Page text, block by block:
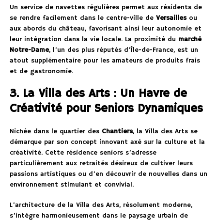
Un service de navettes régulières permet aux résidents de
se rendre facilement dans le centre-ville de Versaillesou
aux abords du château, favorisant ainsi leur autonomie et
leur intégration dans la vie locale. La proximité du marché
Notre-Dame, l’un des plus réputés d’Île-de-France, est un
atout supplémentaire pour les amateurs de produits frais
et de gastronomie.
3. La Villa des Arts : Un Havre de
Créativité pour Seniors Dynamiques
Nichée dans le quartier des Chantiers, la Villa des Arts se
démarque par son concept innovant axé sur la culture et la
créativité. Cette résidence seniors s’adresse
particulièrement aux retraités désireux de cultiver leurs
passions artistiques ou d’en découvrir de nouvelles dans un
environnement stimulant et convivial.
L’architecture de la Villa des Arts, résolument moderne,
s’intègre harmonieusement dans le paysage urbain de